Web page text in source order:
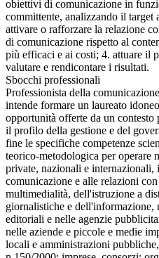
obiettivi di comunicazione in
committente, analizzando il target
attivare o rafforzare la relazione
di comunicazione rispetto al
più efficaci e ai costi; 4. attuare il
valutare e rendicontare i risultati.
Sbocchi professionali
Professionista della
intende formare un laureato
opportunità offerte da un
il profilo della gestione e del
fine le specifiche competenze
teorico-metodologica per operare
private, nazionali e internazionali,
comunicazione e alle relazioni
multimedialità, dell'istruzione a
giornalistiche e dell'informazione,
editoriali e nelle agenzie
nelle aziende e piccole e medie
locali e amministrazioni